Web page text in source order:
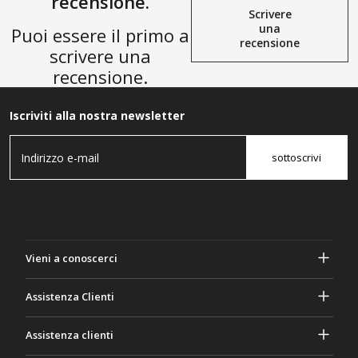
Puoi essere il primo a
scrivere una
recensione.
Scrivere
una
recensione
Iscriviti alla nostra newsletter
sottoscrivi
Vieni a conoscerci
Termini e Condizioni
Assistenza Clienti
Assistenza clienti